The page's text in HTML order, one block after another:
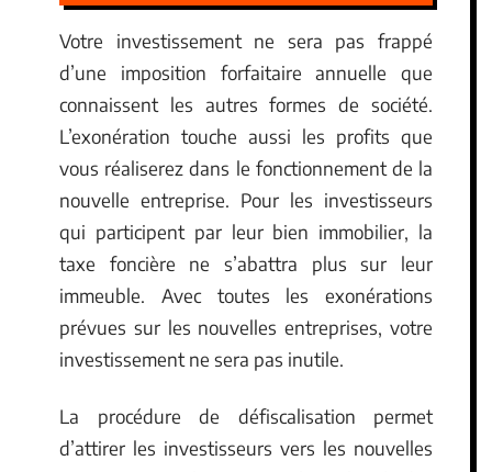
Votre investissement ne sera pas frappé
d’une imposition forfaitaire annuelle que
connaissent les autres formes de société.
L’exonération touche aussi les profits que
vous réaliserez dans le fonctionnement de la
nouvelle entreprise. Pour les investisseurs
qui participent par leur bien immobilier, la
taxe foncière ne s’abattra plus sur leur
immeuble. Avec toutes les exonérations
prévues sur les nouvelles entreprises, votre
investissement ne sera pas inutile.
La procédure de défiscalisation permet
d’attirer les investisseurs vers les nouvelles